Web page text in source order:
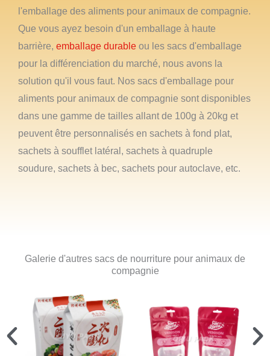
l'emballage des aliments pour animaux de compagnie.
Que vous ayez besoin d'un emballage à haute
barrière, emballage durable ou les sacs d'emballage
pour la différenciation du marché, nous avons la
solution qu'il vous faut. Nos sacs d'emballage pour
aliments pour animaux de compagnie sont disponibles
dans une gamme de tailles allant de 100g à 20kg et
peuvent être personnalisés en sachets à fond plat,
sachets à soufflet latéral, sachets à quadruple
soudure, sachets à bec, sachets pour autoclave, etc.
Galerie d'autres sacs de nourriture pour animaux de
compagnie